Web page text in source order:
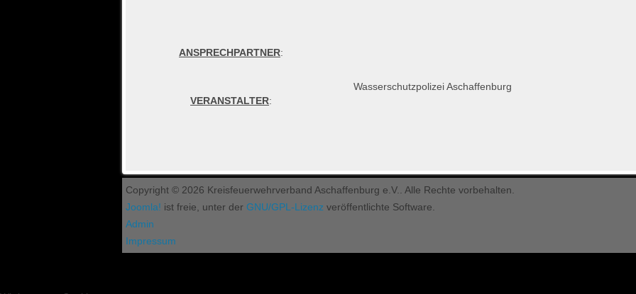
ANSPRECHPARTNER:
VERANSTALTER:
Wasserschutzpolizei Aschaffenburg
Copyright © 2026 Kreisfeuerwehrverband Aschaffenburg e.V.. Alle Rechte vorbehalten.
Joomla! ist freie, unter der GNU/GPL-Lizenz veröffentlichte Software.
Admin
Impressum